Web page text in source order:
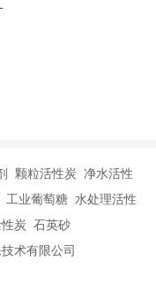
颗粒活性炭 净水活性
业葡萄糖 水处理活性
炭 石英砂
术有限公司